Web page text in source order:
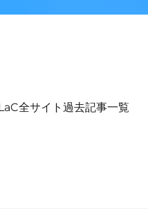
全サイト過去記事一覧